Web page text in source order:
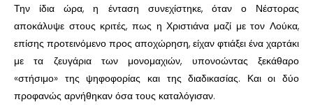
Την ίδια ώρα, η ένταση συνεχίστηκε, όταν ο Νέστορας
αποκάλυψε στους κριτές, πως η Χριστιάνα μαζί με τον Λούκα,
επίσης προτεινόμενο προς αποχώρηση, είχαν φτιάξει ένα χαρτάκι
με τα ζευγάρια των μονομαχιών, υπονοώντας ξεκάθαρο
«στήσιμο» της ψηφοφορίας και της διαδικασίας. Και οι δύο
προφανώς αρνήθηκαν όσα τους καταλόγισαν.